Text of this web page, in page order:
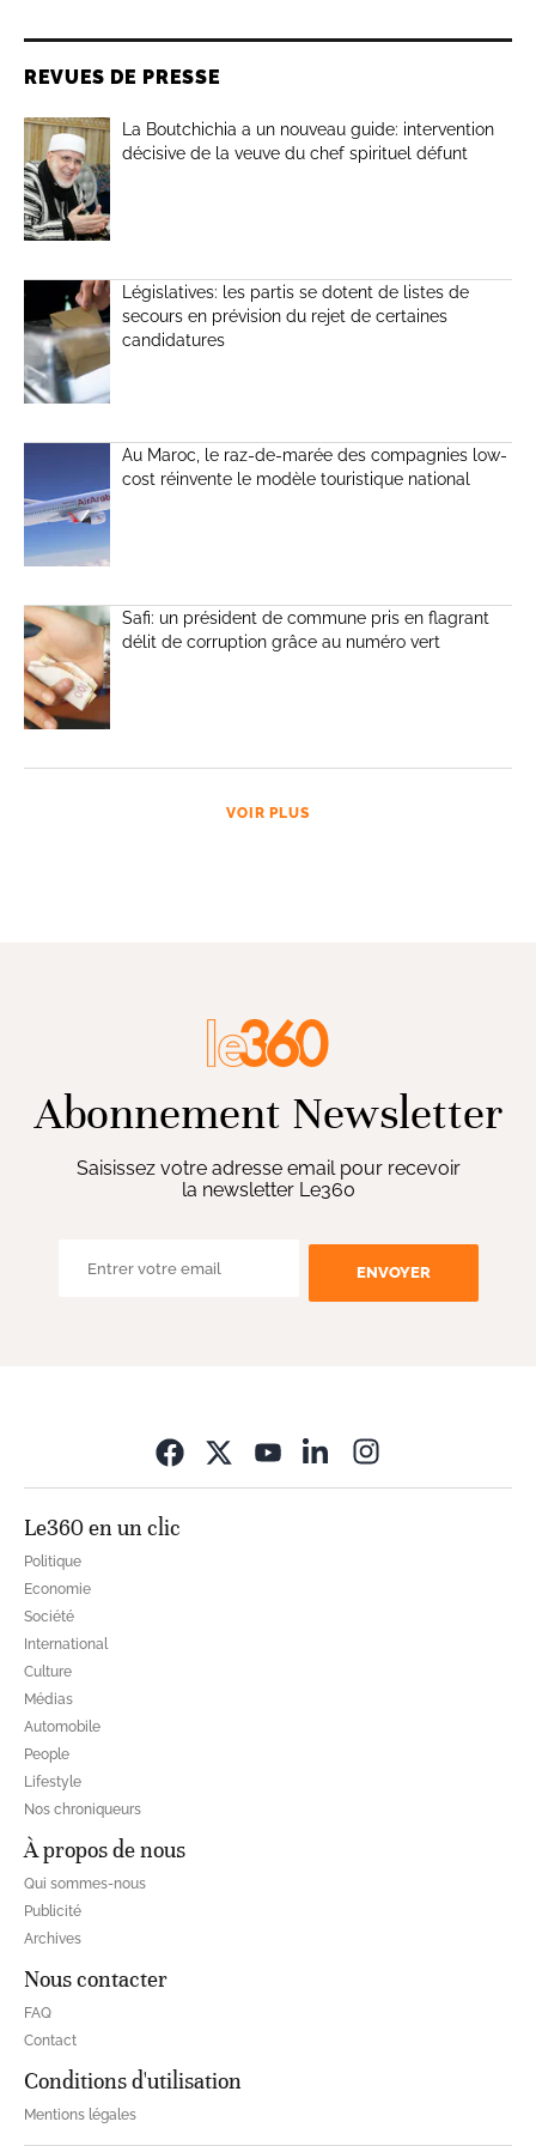
REVUES DE PRESSE
La Boutchichia a un nouveau guide: intervention
décisive de la veuve du chef spirituel défunt
Législatives: les partis se dotent de listes de
secours en prévision du rejet de certaines
candidatures
Au Maroc, le raz-de-marée des compagnies low-
cost réinvente le modèle touristique national
Safi: un président de commune pris en flagrant
délit de corruption grâce au numéro vert
VOIR PLUS
Abonnement Newsletter
Saisissez votre adresse email pour recevoir
la newsletter Le360
ENVOYER
Le360 en un clic
Politique
Economie
Société
International
Culture
Médias
Automobile
People
Lifestyle
Nos chroniqueurs
À propos de nous
Qui sommes-nous
Publicité
Archives
Nous contacter
FAQ
Contact
Conditions d'utilisation
Mentions légales